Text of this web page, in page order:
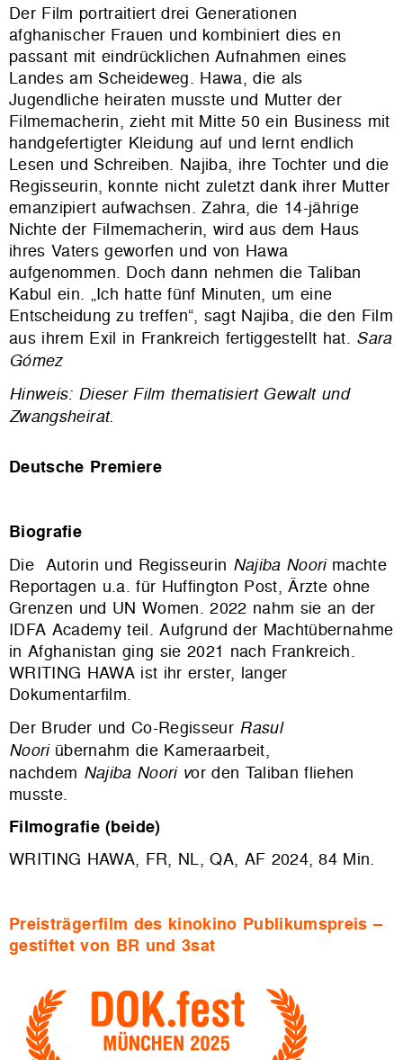
Der Film portraitiert drei Generationen
afghanischer Frauen und kombiniert dies en
passant mit eindrücklichen Aufnahmen eines
Landes am Scheideweg. Hawa, die als
Jugendliche heiraten musste und Mutter der
Filmemacherin, zieht mit Mitte 50 ein Business mit
handgefertigter Kleidung auf und lernt endlich
Lesen und Schreiben. Najiba, ihre Tochter und die
Regisseurin, konnte nicht zuletzt dank ihrer Mutter
emanzipiert aufwachsen. Zahra, die 14-jährige
Nichte der Filmemacherin, wird aus dem Haus
ihres Vaters geworfen und von Hawa
aufgenommen. Doch dann nehmen die Taliban
Kabul ein. „Ich hatte fünf Minuten, um eine
Entscheidung zu treffen“, sagt Najiba, die den Film
aus ihrem Exil in Frankreich fertiggestellt hat. Sara
Gómez
Hinweis: Dieser Film thematisiert Gewalt und
Zwangsheirat.
Deutsche Premiere
Biografie
Die Autorin und Regisseurin Najiba Noorimachte
Reportagen u.a. für Huffington Post, Ärzte ohne
Grenzen und UN Women. 2022 nahm sie an der
IDFA Academy teil. Aufgrund der Machtübernahme
in Afghanistan ging sie 2021 nach Frankreich.
WRITING HAWA ist ihr erster, langer
Dokumentarfilm.
Der Bruder und Co-Regisseur Rasul
Noori übernahm die Kameraarbeit,
nachdem Najiba Noori vor den Taliban fliehen
musste.
Filmografie (beide)
WRITING HAWA, FR, NL, QA, AF 2024, 84 Min.
Preisträgerfilm des kinokino Publikumspreis –
gestiftet von BR und 3sat